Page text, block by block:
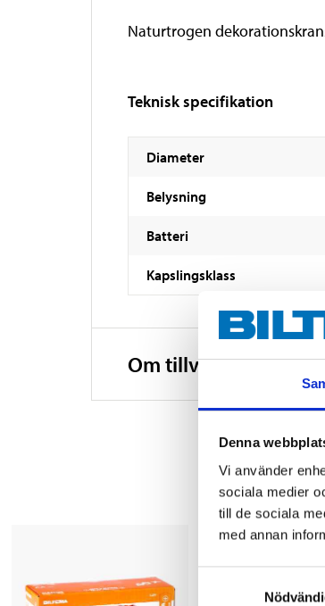
Denna
Vi använder
sociala medier
till de sociala
med annan
Naturtrogen
Teknisk specifikation
Diameter
Belysning
Batteri
Kapslingsklass
Om tillverkaren